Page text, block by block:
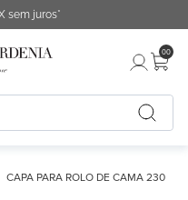
sem juros*
00
CAPA PARA ROLO DE CAMA 230
fronha